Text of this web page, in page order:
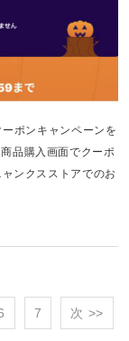
ポンキャンペーンを
品購入画面でクーポ
ンクスストアでのお
7 次 >>